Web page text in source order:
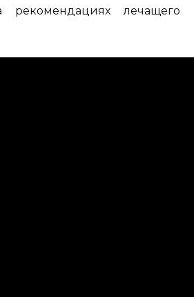
рекомендациях лечащего